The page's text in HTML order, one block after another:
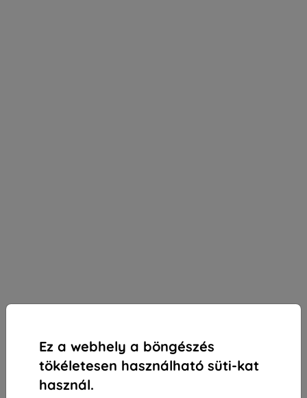
Ez a webhely a böngészés
tökéletesen használható süti-kat
használ.